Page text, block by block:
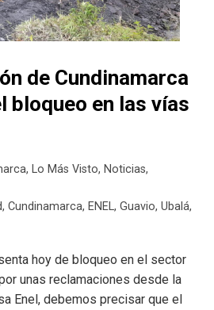
de Cundinamarca
bloqueo en las vías
, Lo Más Visto, Noticias,
,Cundinamarca, ENEL,Guavio,Ubalá,
hoy de bloqueo en el sector
unas reclamaciones desde la
Enel, debemos precisar que el